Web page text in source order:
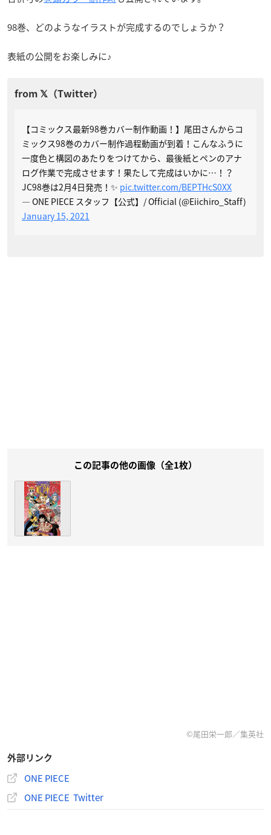
98巻、どのようなイラストが完成するのでしょうか？
表紙の公開をお楽しみに♪
【コミックス最新98巻カバー制作動画！】尾田さんからコ
ミックス98巻のカバー制作過程動画が到着！こんなふうに
一度色と構図のあたりをつけてから、最後紙とペンのアナ
ログ作業で完成させます！果たして完成はいかに…！？
JC98巻は2月4日発売！✨ pic.twitter.com/BEPTHcS0XX
— ONE PIECE スタッフ【公式】/ Official (@Eiichiro_Staff)
January 15, 2021
この記事の他の画像（全1枚）
©尾田栄一郎／集英社
外部リンク
ONE PIECE
ONE PIECE Twitter